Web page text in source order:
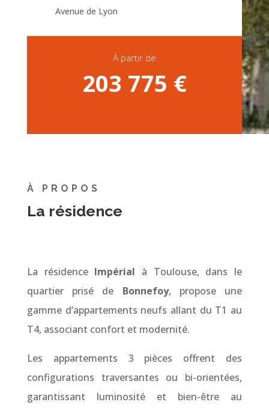
Avenue de Lyon
À partir de
203 775 €
À PROPOS
La résidence
La résidence Impérial à Toulouse, dans le
quartier prisé de Bonnefoy, propose une
gamme d’appartements neufs allant du T1 au
T4, associant confort et modernité.
Les appartements 3 pièces offrent des
configurations traversantes ou bi-orientées,
garantissant luminosité et bien-être au